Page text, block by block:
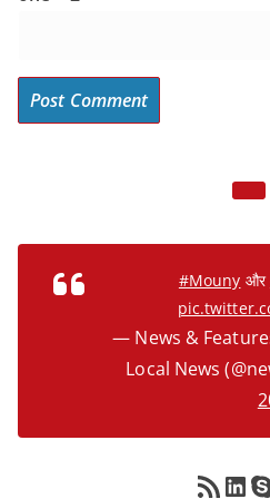
#Mouny और
— News &
Local News
RSS Feed LinkedIn Skype